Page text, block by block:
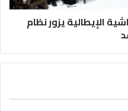
الإيطالية يزور نظام